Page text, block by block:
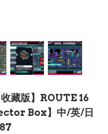
藏版】ROUTE 16
Box】中/英/日